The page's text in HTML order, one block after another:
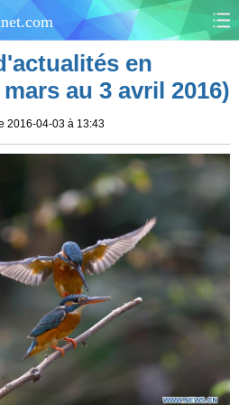
MONDE
SOCIÉTÉ
PLANÈTE
DOCUMENTS
PHOTOS
en
au 3 avril 2016)
2016-04-03 à 13:43